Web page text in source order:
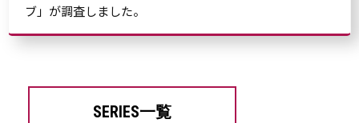
ブ」が調査しました。
SERIES一覧